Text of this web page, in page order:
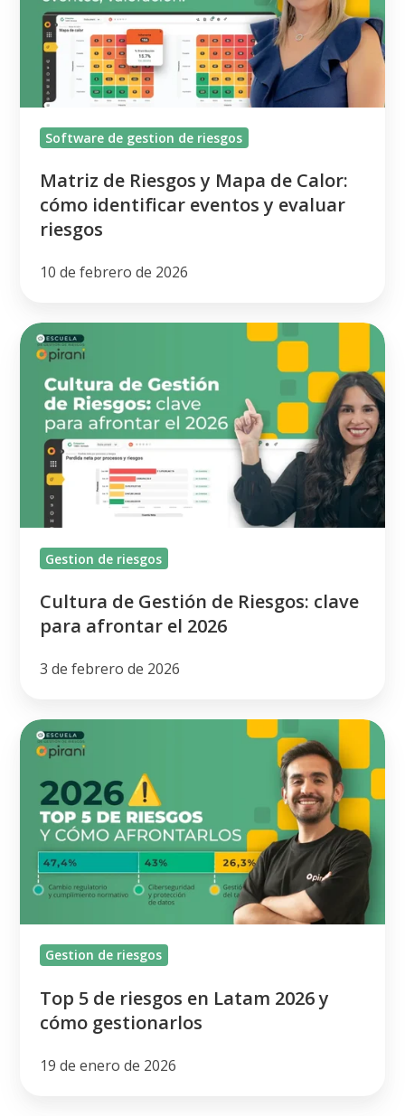
Mapa
Calor:
cómo
eventos
evaluar
riesgos
Software de gestion de riesgos
Matriz de Riesgos y Mapa de Calor:
cómo identificar eventos y evaluar
riesgos
10 de febrero de 2026
Cultura
de
Gestión
Riesgos:
clave
para
afrontar
2026Gestion de riesgos
Cultura de Gestión de Riesgos: clave
para afrontar el 2026
3 de febrero de 2026
Top
riesgos
Latam
2026
gestionarlos
Gestion de riesgos
Top 5 de riesgos en Latam 2026 y
cómo gestionarlos
19 de enero de 2026